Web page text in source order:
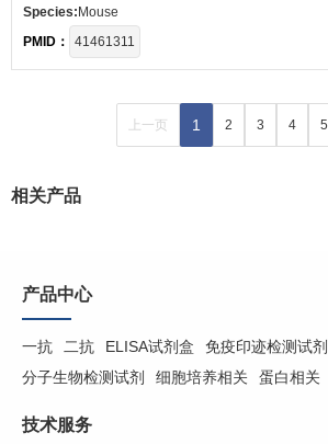
Species: Mouse
PMID：
41461311
上一页 1 2 3 4 5
相关产品
产品中心
一抗 二抗 ELISA试剂盒 免疫印迹检测试剂
分子生物检测试剂
细胞培养相关 蛋白相关
技术服务